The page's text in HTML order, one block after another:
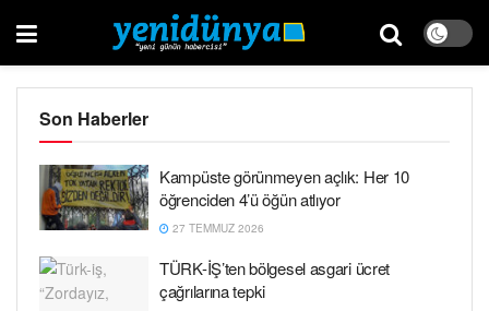
Son Haberler
Kampüste görünmeyen açlık: Her 10
öğrenciden 4’ü öğün atlıyor
27 TEMMUZ 2026
TÜRK-İŞ’ten bölgesel asgari ücret
çağrılarına tepki